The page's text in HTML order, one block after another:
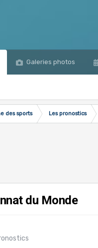
Galeries photos
des sports Les pronostics
du Monde